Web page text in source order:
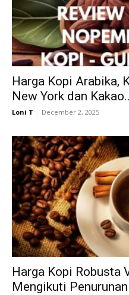
Harga Kopi Arabika,
New York dan
Loni T - December 2, 2025
Harga Kopi Robusta
Mengikuti